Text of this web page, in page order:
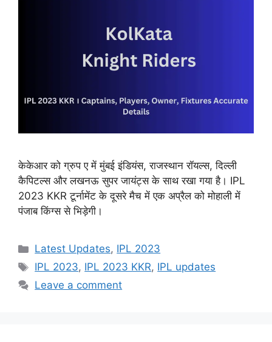
केकेआर को ग्रुप ए में मुंबई इंडियंस, राजस्थान रॉयल्स, दिल्ली
कैपिटल्स और लखनऊ सुपर जायंट्स के साथ रखा गया है। IPL
2023 KKR टूर्नामेंट के दूसरे मैच में एक अप्रैल को मोहाली में
पंजाब किंग्स से भिड़ेगी।
Categories
Latest Updates, IPL 2023
Tags
IPL 2023, IPL 2023 KKR, IPL updates
Leave a comment